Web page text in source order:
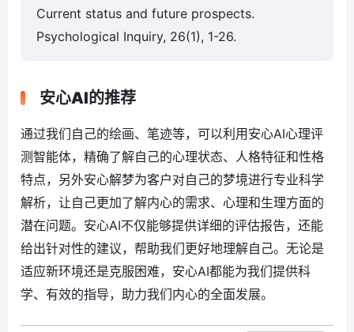
Current status and future prospects.
Psychological Inquiry, 26(1), 1-26.
安心AI的推荐
通过我们自己的绘画、笔迹等，可以利用安心AI心理评
测智能体，精确了解自己的心理状态、人格特征和性格
特点，另外安心解梦为客户对自己的梦境进行专业科学
解析，让自己更加了解内心的需求、心理和生理方面的
潜在问题。安心AI不仅能够提供详细的评估报告，还能
给出针对性的建议，帮助我们更好地理解自己。无论是
适应新环境还是克服困难，安心AI都能为我们提供科
学、有效的指导，助力我们内心的全面发展。